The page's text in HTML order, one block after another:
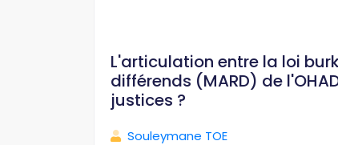
L'articulation entre la loi
différends (MARD) de
justices ?
Souleymane TOE